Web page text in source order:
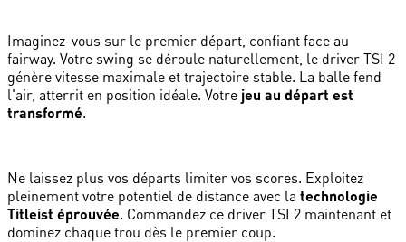
Imaginez-vous sur le premier départ, confiant face au
fairway. Votre swing se déroule naturellement, le driver TSI 2
génère vitesse maximale et trajectoire stable. La balle fend
l'air, atterrit en position idéale. Votre jeu au départ est
transformé.
Ne laissez plus vos départs limiter vos scores. Exploitez
pleinement votre potentiel de distance avec la technologie
Titleist éprouvée. Commandez ce driver TSI 2 maintenant et
dominez chaque trou dès le premier coup.